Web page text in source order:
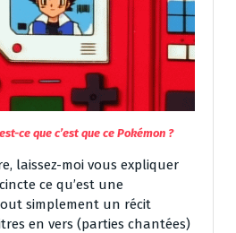
ce que c’est que ce Pokémon ?
laissez-moi vous expliquer
ce qu’est une
simplement un récit
en vers (parties chantées)